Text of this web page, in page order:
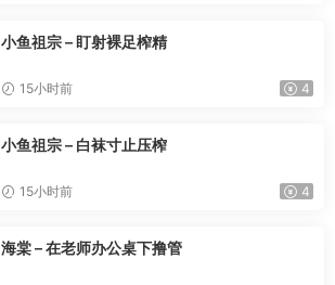
小鱼祖宗 – 盯射裸足榨精
15小时前 4
小鱼祖宗 – 白袜寸止压榨
15小时前 4
海棠 – 在老师办公桌下撸管